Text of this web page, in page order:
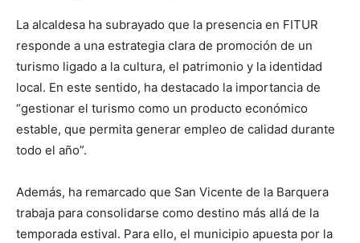
La alcaldesa ha subrayado que la presencia en FITUR
responde a una estrategia clara de promoción de un
turismo ligado a la cultura, el patrimonio y la identidad
local. En este sentido, ha destacado la importancia de
“gestionar el turismo como un producto económico
estable, que permita generar empleo de calidad durante
todo el año”.
Además, ha remarcado que San Vicente de la Barquera
trabaja para consolidarse como destino más allá de la
temporada estival. Para ello, el municipio apuesta por la